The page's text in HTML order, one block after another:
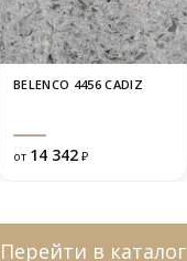
BELENCO 4456 CADIZ
от 14 342 ₽
Перейти в каталог